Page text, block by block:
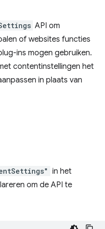
API om
of websites functies
ins mogen gebruiken.
contentinstellingen het
in plaats van
in het
om de API te